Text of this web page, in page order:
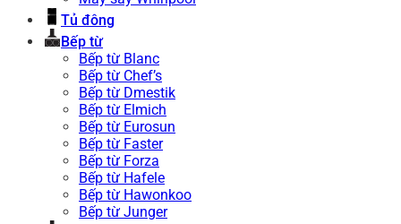
Tủ đông
Bếp từ
Bếp từ Blanc
Bếp từ Chef’s
Bếp từ Dmestik
Bếp từ Elmich
Bếp từ Eurosun
Bếp từ Faster
Bếp từ Forza
Bếp từ Hafele
Bếp từ Hawonkoo
Bếp từ Junger